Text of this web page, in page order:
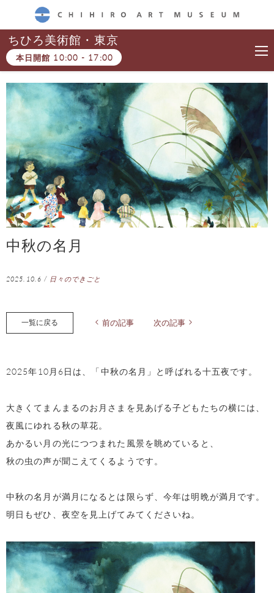
CHIHIRO ART MUSEUM
ちひろ美術館・東京
本日開館 10:00 - 17:00
中秋の名月
2025.10.6 / 日々のできごと
一覧に戻る 前の記事 次の記事
2025年10月6日は、「中秋の名月」と呼ばれる十五夜です。
大きくてまんまるのお月さまを見あげる子どもたちの横には、
夜風にゆれる秋の草花。
あかるい月の光につつまれた風景を眺めていると、
秋の虫の声が聞こえてくるようです。
中秋の名月が満月になるとは限らず、今年は明晩が満月です。
明日もぜひ、夜空を見上げてみてくださいね。